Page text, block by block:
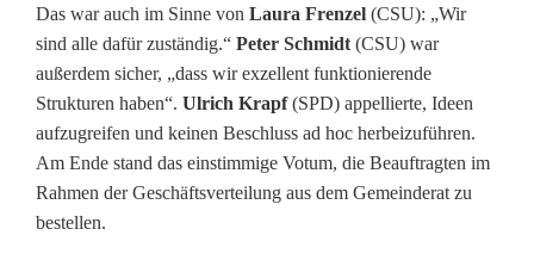
Das war auch im Sinne von Laura Frenzel (CSU): „Wir
sind alle dafür zuständig.“ Peter Schmidt (CSU) war
außerdem sicher, „dass wir exzellent funktionierende
Strukturen haben“. Ulrich Krapf(SPD) appellierte, Ideen
aufzugreifen und keinen Beschluss ad hoc herbeizuführen.
Am Ende stand das einstimmige Votum, die Beauftragten im
Rahmen der Geschäftsverteilung aus dem Gemeinderat zu
bestellen.